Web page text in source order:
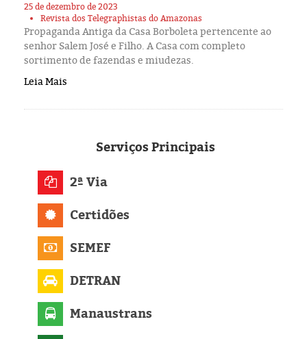
25 de dezembro de 2023
Revista dos Telegraphistas do Amazonas
Propaganda Antiga da Casa Borboleta pertencente ao
senhor Salem José e Filho. A Casa com completo
sortimento de fazendas e miudezas.
Leia Mais
ServiçosPrincipais
2ª Via
Certidões
SEMEF
DETRAN
Manaustrans